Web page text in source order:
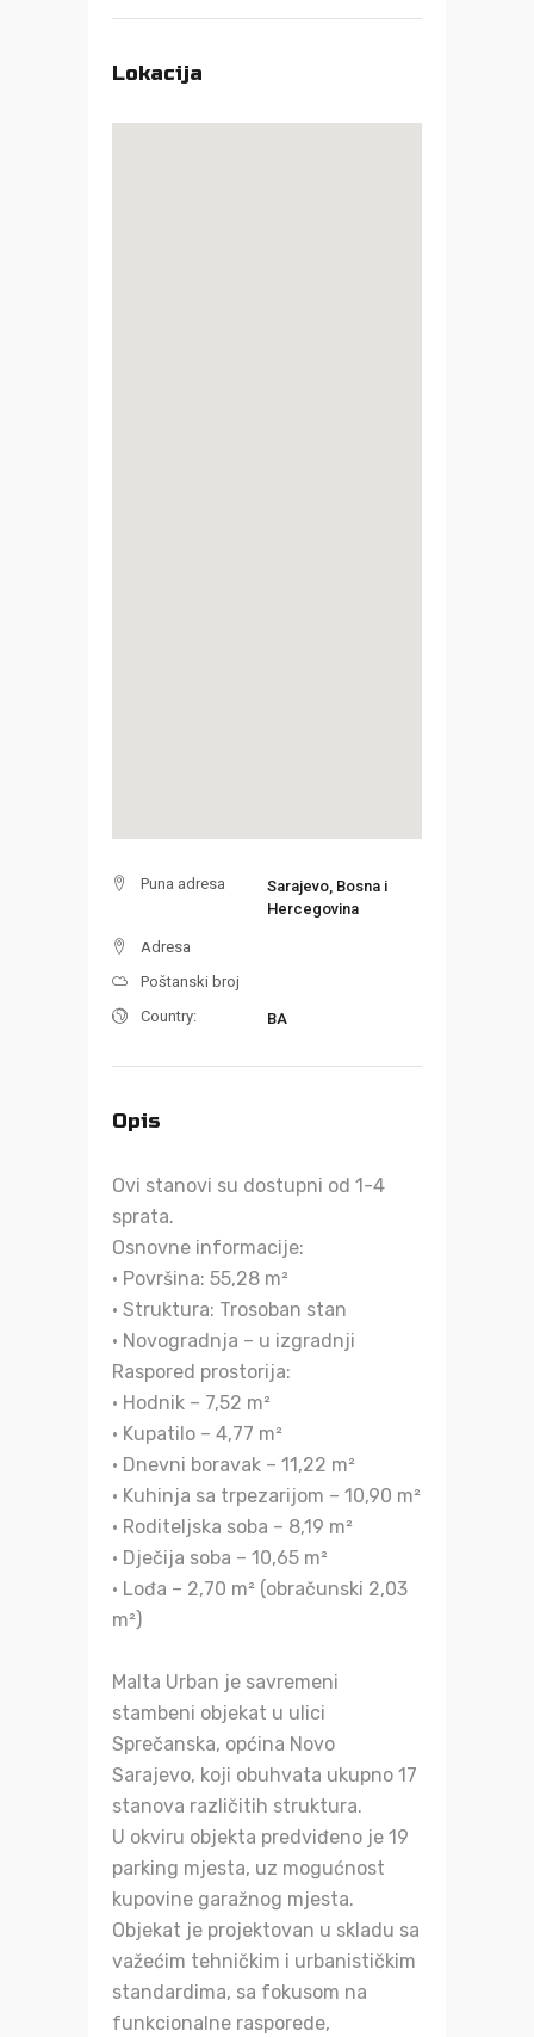
Lokacija
Puna adresa
Sarajevo, Bosna i
Hercegovina
Adresa
Poštanski broj
Country:
BA
Opis
Ovi stanovi su dostupni od 1-4
sprata.
Osnovne informacije:
• Površina: 55,28 m²
• Struktura: Trosoban stan
• Novogradnja – u izgradnji
Raspored prostorija:
• Hodnik – 7,52 m²
• Kupatilo – 4,77 m²
• Dnevni boravak – 11,22 m²
• Kuhinja sa trpezarijom – 10,90 m²
• Roditeljska soba – 8,19 m²
• Dječija soba – 10,65 m²
• Lođa – 2,70 m² (obračunski 2,03
m²)
Malta Urban je savremeni
stambeni objekat u ulici
Sprečanska, općina Novo
Sarajevo, koji obuhvata ukupno 17
stanova različitih struktura.
U okviru objekta predviđeno je 19
parking mjesta, uz mogućnost
kupovine garažnog mjesta.
Objekat je projektovan u skladu sa
važećim tehničkim i urbanističkim
standardima, sa fokusom na
funkcionalne rasporede,